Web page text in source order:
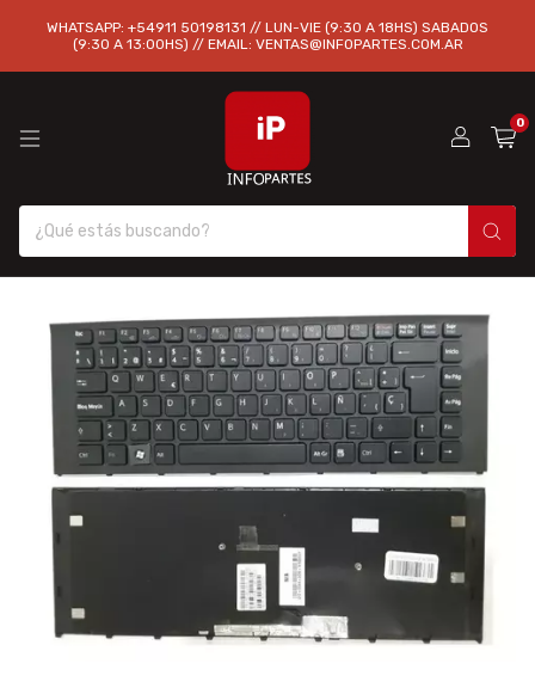
WHATSAPP: +54911 50198131 // LUN-VIE (9:30 A 18HS) SABADOS
(9:30 A 13:00HS) // EMAIL: VENTAS@INFOPARTES.COM.AR
0